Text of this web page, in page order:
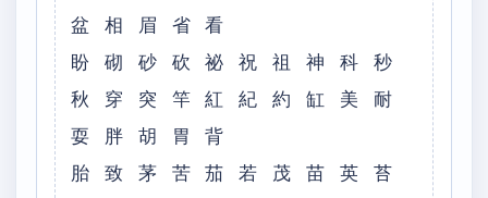
盆 相 眉 省 看
盼 砌 砂 砍 祕 祝 祖 神 科 秒
秋 穿 突 竿 紅 紀 約 缸 美 耐
耍 胖 胡 胃 背
胎 致 茅 苦 茄 若 茂 苗 英 苔